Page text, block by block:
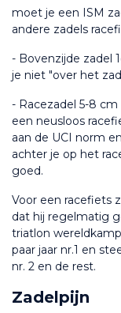
moet je een ISM
andere zadels
- Bovenzijde zadel
je niet "over het
- Racezadel 5-8
een neusloos
aan de UCI norm
achter je op het
goed.
Voor een racefiets
dat hij regelmatig
triatlon
paar jaar nr.1 en
nr. 2 en de rest.
Zadelpijn